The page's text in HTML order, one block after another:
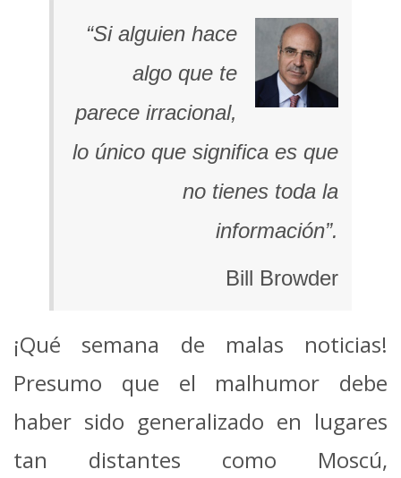
“Si alguien hace
algo que te
parece irracional,
lo único que significa es que
no tienes toda la
información”.
Bill Browder
¡Qué semana de malas noticias!
Presumo que el malhumor debe
haber sido generalizado en lugares
tan distantes como Moscú,